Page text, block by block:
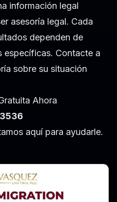
información legal
asesoría legal. Cada
dependen de
específicas. Contacte a
sobre su situación
Ahora
aquí para ayudarle.